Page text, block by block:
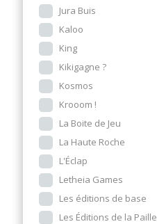
Jura Buis
Kaloo
King
Kikigagne ?
Kosmos
Krooom !
La Boite de Jeu
La Haute Roche
L'Éclap
Letheia Games
Les éditions de base
Les Éditions de la Paille